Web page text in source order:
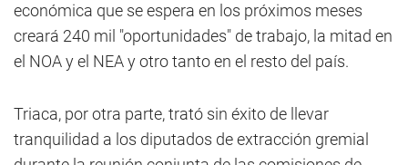
económica que se espera en los próximos meses
creará 240 mil "oportunidades" de trabajo, la mitad en
el NOA y el NEA y otro tanto en el resto del país.
Triaca, por otra parte, trató sin éxito de llevar
tranquilidad a los diputados de extracción gremial